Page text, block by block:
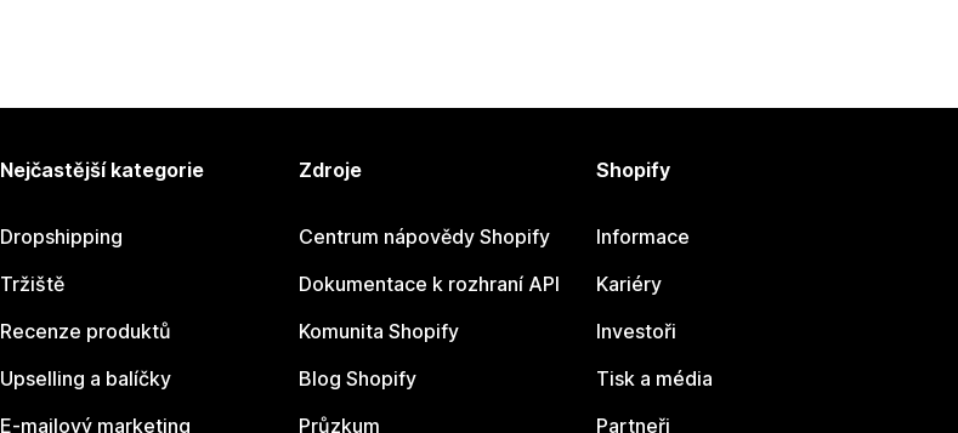
Nejčastější kategorie
Dropshipping
Tržiště
Recenze produktů
Upselling a balíčky
E-mailový marketing
Zdroje
Centrum nápovědy Shopify
Dokumentace k rozhraní API
Komunita Shopify
Blog Shopify
Průzkum
Shopify
Informace
Kariéry
Investoři
Tisk a média
Partneři